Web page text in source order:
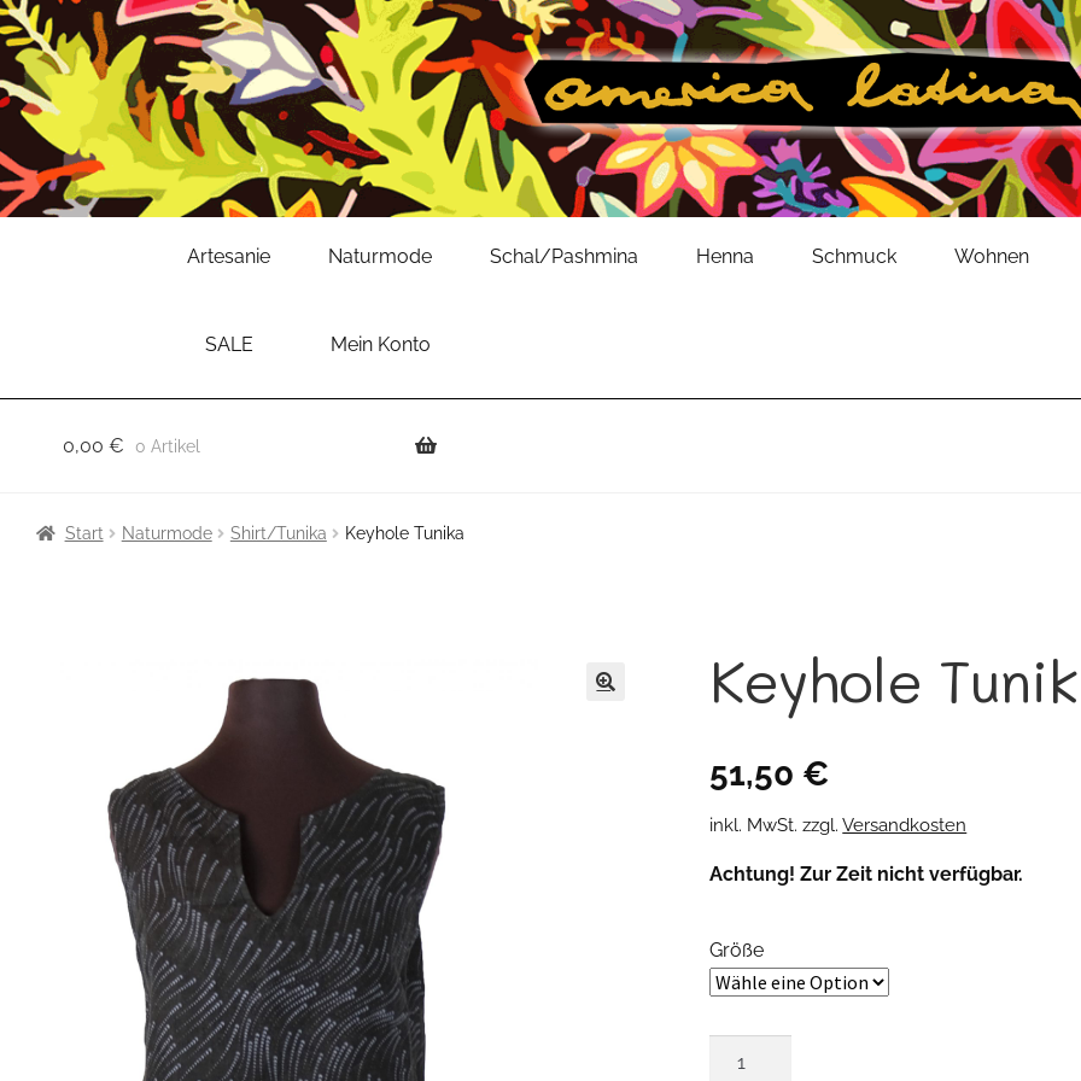
Artesanie Naturmode Schal/Pashmina Henna Schmuck Wohnen
SALE Mein Konto
0,00 € 0 Artikel
Start Naturmode Shirt/Tunika Keyhole Tunika
Keyhole
51,50 €
inkl. MwSt. zzgl.Versandkosten
Achtung! Zur Zeit nicht verfügbar.
Größe